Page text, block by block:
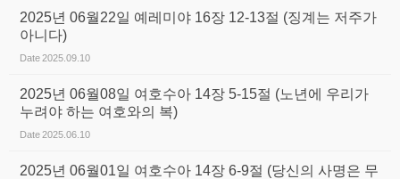
2025년 06월22일 예레미야 16장 12-13절 (징계는 저주가
아니다)
Date2025.09.10
2025년 06월08일 여호수아 14장 5-15절 (노년에 우리가
누려야 하는 여호와의 복)
Date2025.06.10
2025년 06월01일 여호수아 14장 6-9절 (당신의 사명은 무